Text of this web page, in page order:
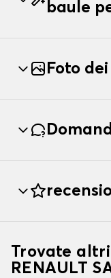
baule
Foto
Trovate
RENAULT